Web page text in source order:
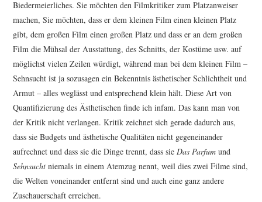
Biedermeierliches. Sie möchten den Filmkritiker zum Platzanweiser
machen, Sie möchten, dass er dem kleinen Film einen kleinen Platz
gibt, dem großen Film einen großen Platz und dass er an dem großen
Film die Mühsal der Ausstattung, des Schnitts, der Kostüme usw. auf
möglichst vielen Zeilen würdigt, während man bei dem kleinen Film –
Sehnsucht ist ja sozu­sagen ein Bekenntnis ästhetischer Schlichtheit und
Armut – alles weglässt und entsprechend klein hält. Diese Art von
Quantifizierung des Ästhetischen finde ich infam. Das kann man von
der Kritik nicht verlangen. Kritik zeichnet sich gerade dadurch aus,
dass sie Budgets und ästhetische Qualitäten nicht gegeneinander
aufrechnet und dass sie die Dinge trennt, dass sieDas Parfum und
Sehnsucht niemals in einem Atemzug nennt, weil dies zwei Filme sind,
die Welten voneinander entfernt sind und auch eine ganz andere
Zuschauerschaft erreichen.